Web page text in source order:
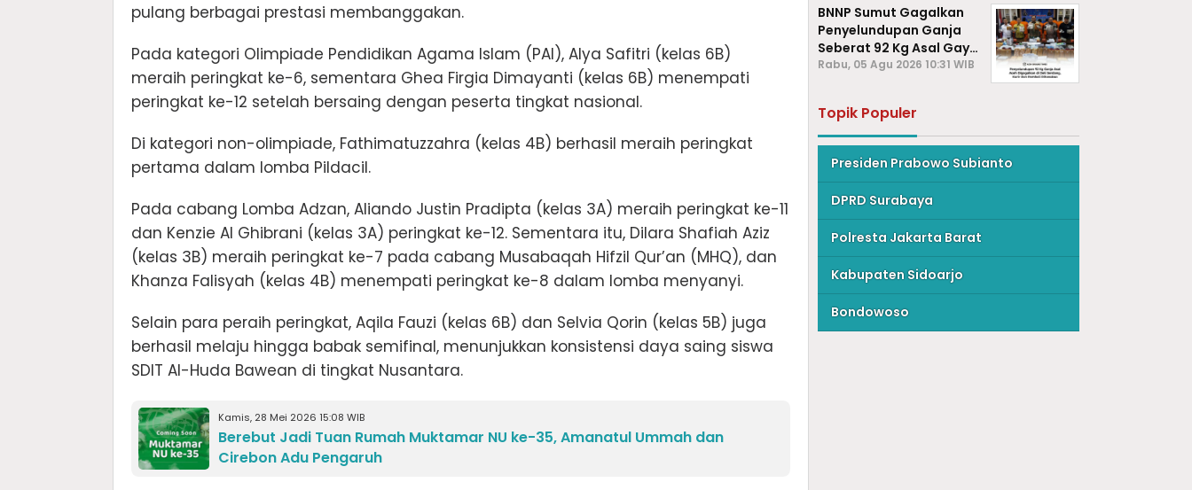
pulang berbagai prestasi membanggakan.
Pada kategori Olimpiade Pendidikan Agama Islam (PAI), Alya Safitri (kelas 6B)
meraih peringkat ke-6, sementara Ghea Firgia Dimayanti (kelas 6B) menempati
peringkat ke-12 setelah bersaing dengan peserta tingkat nasional.
Di kategori non-olimpiade, Fathimatuzzahra (kelas 4B) berhasil meraih peringkat
pertama dalam lomba Pildacil.
Pada cabang Lomba Adzan, Aliando Justin Pradipta (kelas 3A) meraih peringkat ke-11
dan Kenzie Al Ghibrani (kelas 3A) peringkat ke-12. Sementara itu, Dilara Shafiah Aziz
(kelas 3B) meraih peringkat ke-7 pada cabang Musabaqah Hifzil Qur’an (MHQ), dan
Khanza Falisyah (kelas 4B) menempati peringkat ke-8 dalam lomba menyanyi.
Selain para peraih peringkat, Aqila Fauzi (kelas 6B) dan Selvia Qorin (kelas 5B) juga
berhasil melaju hingga babak semifinal, menunjukkan konsistensi daya saing siswa
SDIT Al-Huda Bawean di tingkat Nusantara.
Kamis, 28 Mei 2026 15:08 WIB
Berebut Jadi Tuan Rumah Muktamar NU ke-35, Amanatul Ummah dan
Cirebon Adu Pengaruh
BNNP Sumut Gagalkan
Penyelundupan Ganja
Seberat 92 Kg Asal Gayo
Lues, Aceh.
Rabu, 05 Agu 2026 10:31 WIB
Topik Populer
Presiden Prabowo Subianto
DPRD Surabaya
Polresta Jakarta Barat
Kabupaten Sidoarjo
Bondowoso